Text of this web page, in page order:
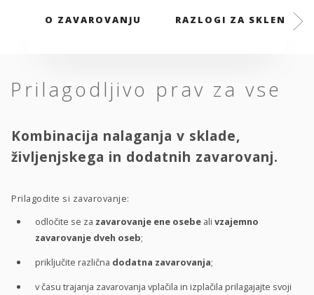
O ZAVAROVANJU RAZLOGI ZA SKLENITEV
Prilagodljivo prav za vse
Kombinacija nalaganja v sklade,
življenjskega in dodatnih zavarovanj.
Prilagodite si zavarovanje:
odločite se za zavarovanje ene osebe ali vzajemno
zavarovanje dveh oseb;
priključite različna dodatna zavarovanja;
v času trajanja zavarovanja vplačila in izplačila prilagajajte svoji